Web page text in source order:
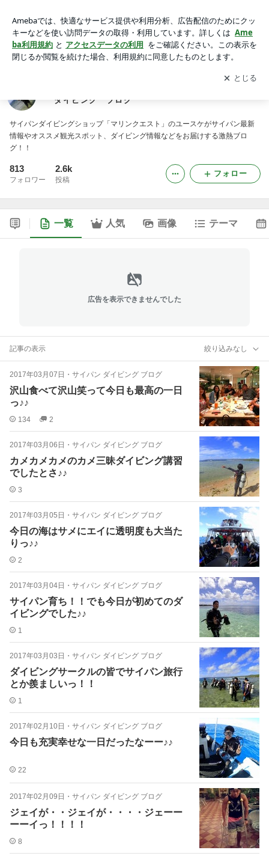
ング ブログアプリをダウンロードして ブログの更新通知
を受け取りまし
ょう。
開く
ダイビング ブログ
サイパンダイビングショップ「マリンクエスト」のユースケがサイパン最新
情報やオススメ観光スポット、ダイビング情報などをお届けする激熱ブロ
グ！！
813
フォロワー
2.6k
投稿
フォロー
一覧 人気 画像 テーマ
広告を表示できませんでした
記事の表示 絞り込みなし
2017年03月07日 ・ サイパン ダイビング ブログ
沢山食べて沢山笑って今日も最高の一日
っ♪♪
134 2
2017年03月06日 ・ サイパン ダイビング ブログ
カメカメカメのカメ三昧ダイビング講習
でしたとさ♪♪
3
2017年03月05日 ・ サイパン ダイビング ブログ
今日の海はサメにエイに透明度も大当た
りっ♪♪
2
2017年03月04日 ・ サイパン ダイビング ブログ
サイパン育ち！！でも今日が初めてのダ
イビングでした♪♪
1
2017年03月03日 ・ サイパン ダイビング ブログ
ダイビングサークルの皆でサイパン旅行
とか羨ましいっ！！
1
2017年02月10日 ・ サイパン ダイビング ブログ
今日も充実幸せな一日だったなーー♪♪
22
2017年02月09日 ・ サイパン ダイビング ブログ
ジェイが・・ジェイが・・・・ジェーー
ーーイっ！！！！
8